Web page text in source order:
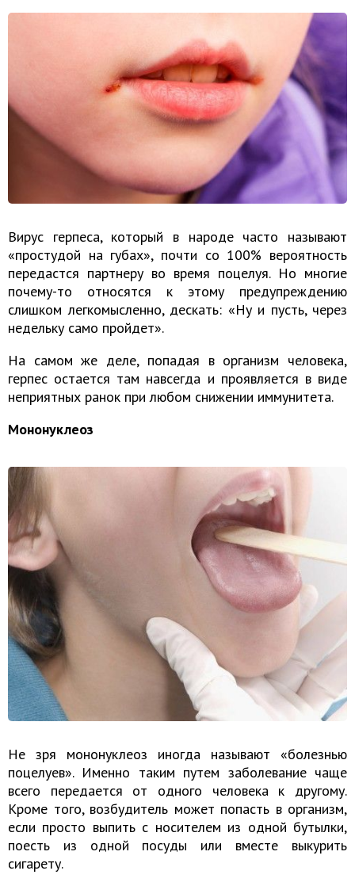
Вирус герпеса, который в народе часто называют
«простудой на губах», почти со 100% вероятность
передастся партнеру во время поцелуя. Но многие
почему-то относятся к этому предупреждению
слишком легкомысленно, дескать: «Ну и пусть, через
недельку само пройдет».
На самом же деле, попадая в организм человека,
герпес остается там навсегда и проявляется в виде
неприятных ранок при любом снижении иммунитета.
Мононуклеоз
Не зря мононуклеоз иногда называют «болезнью
поцелуев». Именно таким путем заболевание чаще
всего передается от одного человека к другому.
Кроме того, возбудитель может попасть в организм,
если просто выпить с носителем из одной бутылки,
поесть из одной посуды или вместе выкурить
сигарету.